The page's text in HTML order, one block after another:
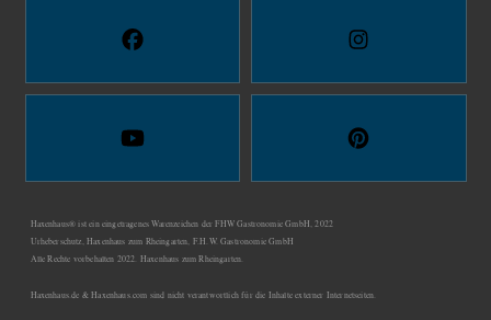
Haxenhaus® ist ein eingetragenes Warenzeichen der FHW Gastronomie GmbH, 2022
Urheberschutz, Haxenhaus zum Rheingarten, F.H.W. Gastronomie GmbH
Alle Rechte vorbehalten 2022. Haxenhaus zum Rheingarten.
Haxenhaus.de & Haxenhaus.com sind nicht verantwortlich für die Inhalte externer Internetseiten.